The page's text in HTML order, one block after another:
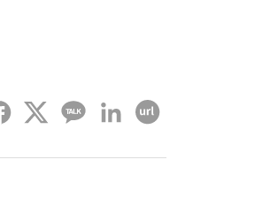
페이스북 트위터 카카오톡 링크드인 URL 복사하기